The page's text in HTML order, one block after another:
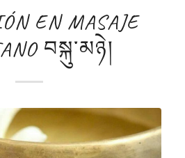
EN MASAJE
བསྐུ་མཉེ།